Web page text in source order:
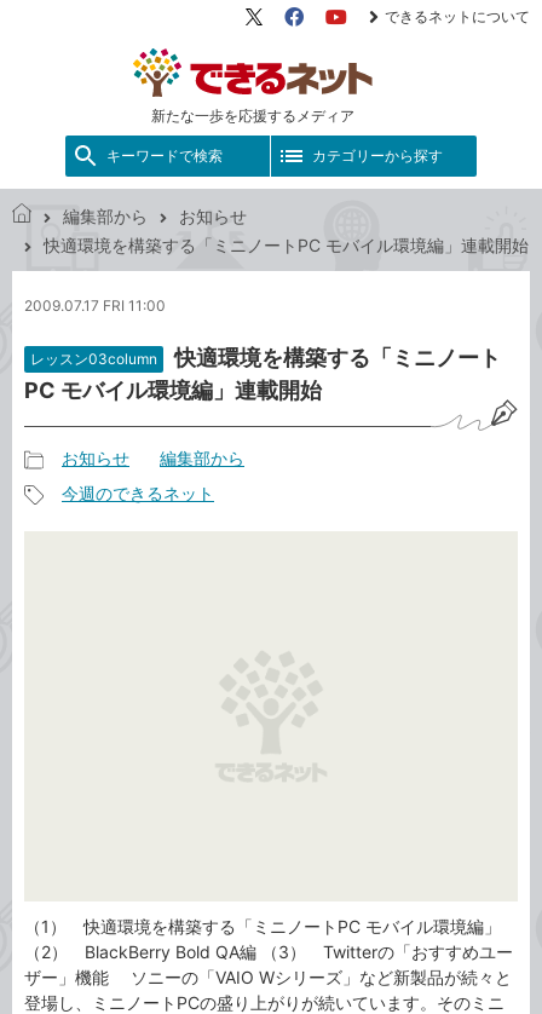
新たな一歩を応援するメディア
X（旧
FacebookYouTube
できるネットについて
キーワードで検索 カテゴリーから探す
で
き
ネ
ト
編集部から
お知らせ
快適環境を構築する「ミニノートPC モバイル環境編」連載開始
2009.07.17 FRI 11:00
レッスン03column
快適環境を構築する「ミニノート
PC モバイル環境編」連載開始
事
カ
お知らせ 編集部から
今週のできるネット
（1） 快適環境を構築する「ミニノートPC モバイル環境編」
（2） BlackBerry Bold QA編 （3） Twitterの「おすすめユー
ザー」機能 ソニーの「VAIO Wシリーズ」など新製品が続々と
登場し、ミニノートPCの盛り上がりが続いています。そのミニ